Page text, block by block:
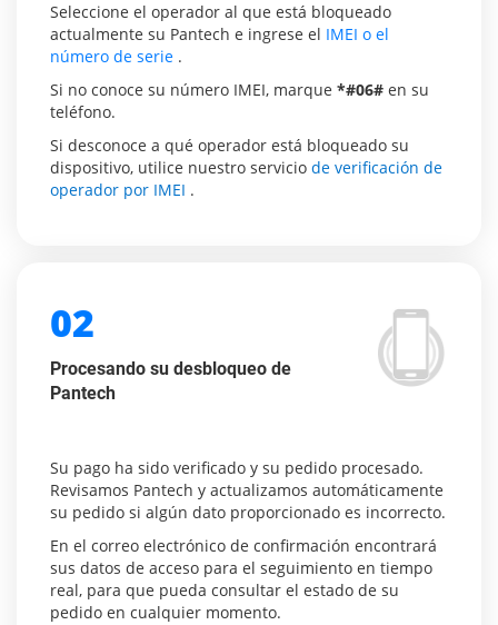
Seleccione el operador al que está bloqueado
actualmente su Pantech e ingrese el IMEI o el
número de serie .
Si no conoce su número IMEI, marque *#06# en su
teléfono.
Si desconoce a qué operador está bloqueado su
dispositivo, utilice nuestro servicio de verificación de
operador por IMEI .
02
Procesando su desbloqueo de
Pantech
Su pago ha sido verificado y su pedido procesado.
Revisamos Pantech y actualizamos automáticamente
su pedido si algún dato proporcionado es incorrecto.
En el correo electrónico de confirmación encontrará
sus datos de acceso para el seguimiento en tiempo
real, para que pueda consultar el estado de su
pedido en cualquier momento.